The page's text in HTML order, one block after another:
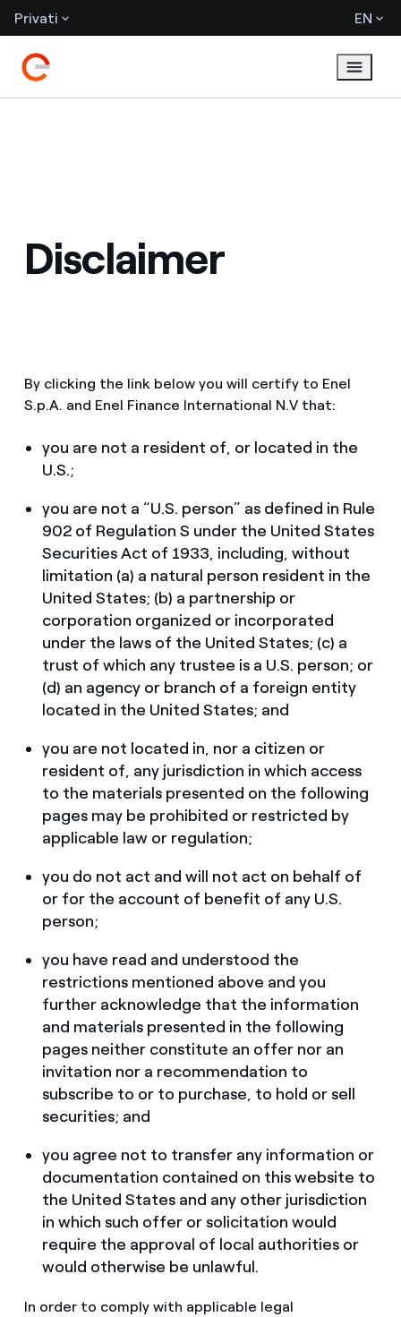
Privati EN
Disclaimer
By clicking the link below you will certify to Enel
S.p.A. and Enel Finance International N.V that:
you are not a resident of, or located in the
U.S.;
you are not a “U.S. person” as defined in Rule
902 of Regulation S under the United States
Securities Act of 1933, including, without
limitation (a) a natural person resident in the
United States; (b) a partnership or
corporation organized or incorporated
under the laws of the United States; (c) a
trust of which any trustee is a U.S. person; or
(d) an agency or branch of a foreign entity
located in the United States; and
you are not located in, nor a citizen or
resident of, any jurisdiction in which access
to the materials presented on the following
pages may be prohibited or restricted by
applicable law or regulation;
you do not act and will not act on behalf of
or for the account of benefit of any U.S.
person;
you have read and understood the
restrictions mentioned above and you
further acknowledge that the information
and materials presented in the following
pages neither constitute an offer nor an
invitation nor a recommendation to
subscribe to or to purchase, to hold or sell
securities; and
you agree not to transfer any information or
documentation contained on this website to
the United States and any other jurisdiction
in which such offer or solicitation would
require the approval of local authorities or
would otherwise be unlawful.
In order to comply with applicable legal